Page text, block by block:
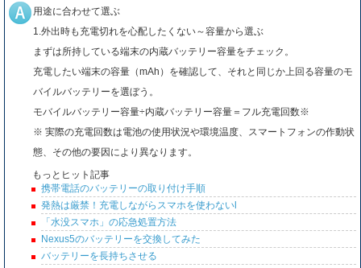
用途に合わせて選ぶ
1.外出時も充電切れを心配したくない～容量から選ぶ
まずは所持している端末の内蔵バッテリー容量をチェック。
充電したい端末の容量（mAh）を確認して、それと同じか上回る容量のモ
バイルバッテリーを選ぼう。
モバイルバッテリー容量÷内蔵バッテリー容量＝フル充電回数※
※ 実際の充電回数は電池の使用状況や環境温度、スマートフォンの作動状
態、その他の要因により異なります。
もっとヒット記事
携帯電話のバッテリーの取り付け手順
発熱は厳禁！充電しながらスマホを使わないl
「水没スマホ」の応急処置方法
Nexus5のバッテリーを交換してみた
バッテリーを長持ちさせる